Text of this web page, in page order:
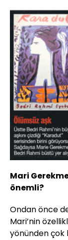
Mari
önemli?
Ondan önce
Mari’nin
yönünden çok